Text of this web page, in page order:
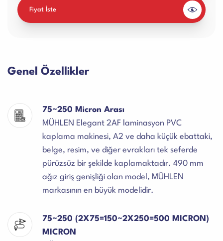
Fiyat İste
Genel Özellikler
75~250 Micron Arası
MÜHLEN Elegant 2AF laminasyon PVC
kaplama makinesi, A2 ve daha küçük ebattaki,
belge, resim, ve diğer evrakları tek seferde
pürüzsüz bir şekilde kaplamaktadır. 490 mm
ağız giriş genişliği olan model, MÜHLEN
markasının en büyük modelidir.
75~250 (2X75=150~2X250=500 MICRON)
MICRON